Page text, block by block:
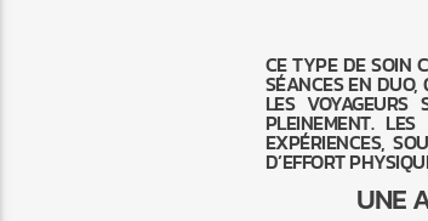
CE TYPE DE SOIN
SÉANCES EN
LES
PLEINEMENT.
EXPÉRIENCES,
D’EFFORT
UNE